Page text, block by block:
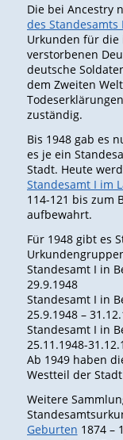
Die bei Ancestry
des Standesamts
Urkunden für die
verstorbenen
deutsche
dem Zweiten
zuständig.
Bis 1948 gab es
es je ein
Stadt. Heute
Standesamt I im
114-121 bis zum
aufbewahrt.
Für 1948 gibt es
Standesamt I in
29.9.1948
Standesamt I in
25.9.1948 –
Standesamt I in
25.11.1948-
Ab 1949 haben
Westteil der
Weitere
Geburten 1874 –